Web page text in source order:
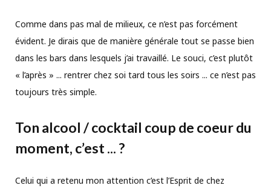
Comme dans pas mal de milieux, ce n’est pas forcément
évident. Je dirais que de manière générale tout se passe bien
dans les bars dans lesquels j’ai travaillé. Le souci, c’est plutôt
« l’après » ... rentrer chez soi tard tous les soirs ... ce n’est pas
toujours très simple.
Ton alcool / cocktail coup de coeur du
moment, c’est ... ?
Celui qui a retenu mon attention c’est l’Esprit de chez